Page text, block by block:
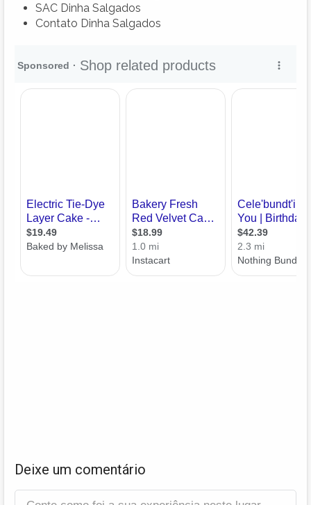
SAC Dinha Salgados
Contato Dinha Salgados
Deixe um comentário